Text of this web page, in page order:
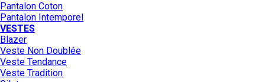
Pantalon Coton
Pantalon Intemporel
VESTES
Blazer
Veste Non Doublée
Veste Tendance
Veste Tradition